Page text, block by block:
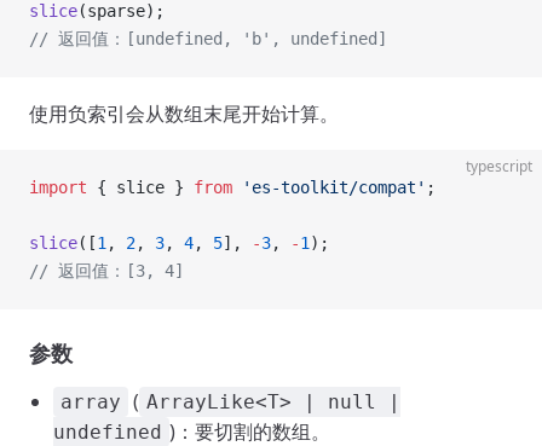
slice(sparse);
// 返回值：[undefined, 'b', undefined]
使用负索引会从数组末尾开始计算。
typescript
import { slice } from 'es-toolkit/compat' ;
slice([1 , 2, 3, 4, 5], -3, -1 );
// 返回值：[3, 4]
参数
array ( ArrayLike<T> | null |
undefined )：要切割的数组。